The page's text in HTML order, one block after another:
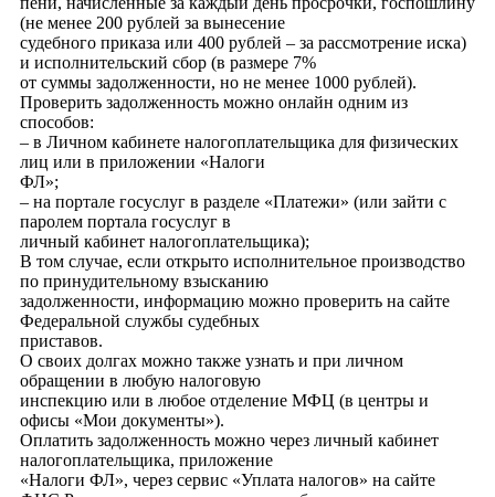
(не менее 200 рублей за вынесение
судебного приказа или 400 рублей – за рассмотрение иска)
и исполнительский сбор (в размере 7%
от суммы задолженности, но не менее 1000 рублей).
Проверить задолженность можно онлайн одним из
способов:
– в Личном кабинете налогоплательщика для физических
лиц или в приложении «Налоги
ФЛ»;
– на портале госуслуг в разделе «Платежи» (или зайти с
паролем портала госуслуг в
личный кабинет налогоплательщика);
В том случае, если открыто исполнительное производство
по принудительному взысканию
задолженности, информацию можно проверить на сайте
Федеральной службы судебных
приставов.
О своих долгах можно также узнать и при личном
обращении в любую налоговую
инспекцию или в любое отделение МФЦ (в центры и
офисы «Мои документы»).
Оплатить задолженность можно через личный кабинет
налогоплательщика, приложение
«Налоги ФЛ», через сервис «Уплата налогов» на сайте